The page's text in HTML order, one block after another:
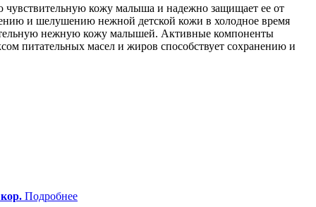
кожу малыша и надежно защищает ее от
и шелушению нежной детской кожи в холодное время
нежную кожу малышей. Активные компоненты
питательных масел и жиров способствует сохранению и
Подробнее